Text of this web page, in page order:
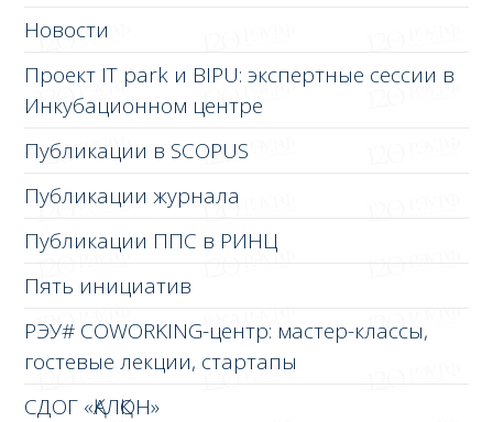
Новости
Проект IT park и BIPU: экспертные сессии в
Инкубационном центре
Публикации в SCOPUS
Публикации журнала
Публикации ППС в РИНЦ
Пять инициатив
РЭУ# COWORKING-центр: мастер-классы,
гостевые лекции, стартапы
СДОГ «ҚАЛҚОН»